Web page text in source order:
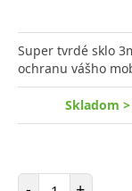
Super tvrdé sklo
ochranu vášho
Skladom
Počet položiek